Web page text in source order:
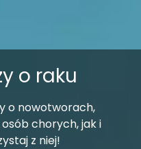
o raku
o nowotworach,
chorych, jak i
z niej!